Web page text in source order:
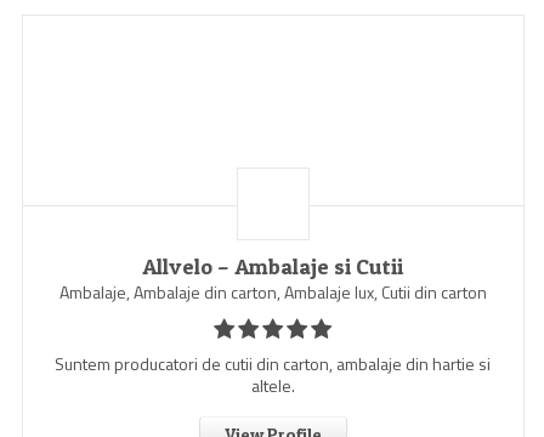
Allvelo – Ambalaje si Cutii
Ambalaje, Ambalaje din carton, Ambalaje lux, Cutii din carton
Suntem producatori de cutii din carton, ambalaje din hartie si
altele.